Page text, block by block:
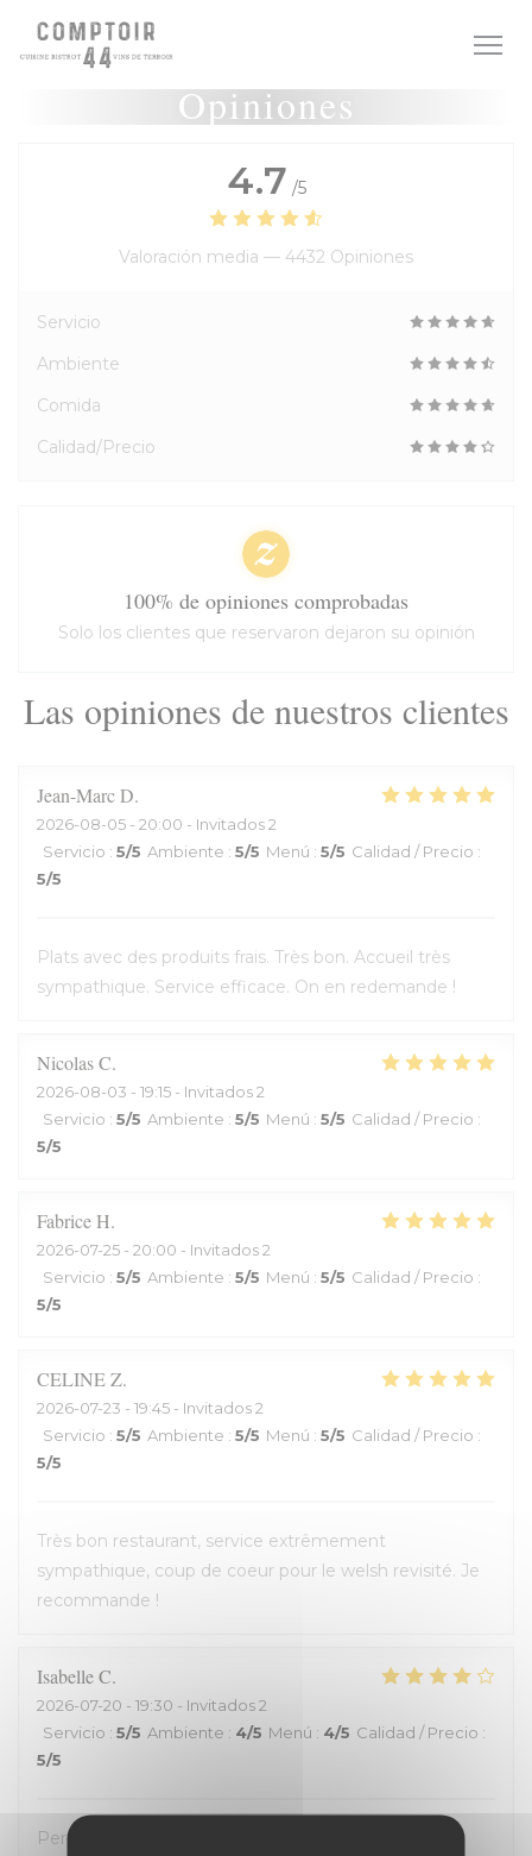
Personalización de sus opciones de cookies
Opiniones
Las opiniones de nuestros clientes
Jean-MarcD
2026-08-05 - 20:00 - Invitados 2
Servicio : 5/5 Ambiente : 5/5 Menú : 5/5 Calidad / Precio :
5/5
Plats avec des produits frais. Très bon. Accueil très
sympathique. Service efficace. On en redemande !
NicolasC
2026-08-03 - 19:15 - Invitados 2
Servicio : 5/5 Ambiente : 5/5 Menú : 5/5 Calidad / Precio :
5/5
FabriceH
2026-07-25 - 20:00 - Invitados 2
Servicio : 5/5 Ambiente : 5/5 Menú : 5/5 Calidad / Precio :
5/5
CELINEZ
2026-07-23 - 19:45 - Invitados 2
Servicio : 5/5 Ambiente : 5/5 Menú : 5/5 Calidad / Precio :
5/5
Très bon restaurant, service extrêmement
sympathique, coup de coeur pour le welsh revisité. Je
recommande !
IsabelleC
2026-07-20 - 19:30 - Invitados 2
Servicio : 5/5 Ambiente : 4/5 Menú : 4/5 Calidad / Precio :
5/5
Personnel très accueillant, très bons plats, carte
4.7 /5
Valoración media — 4432 Opiniones
Servicio
Ambiente
Comida
Calidad/Precio
100% de opiniones comprobadas
Solo los clientes que reservaron dejaron su opinión